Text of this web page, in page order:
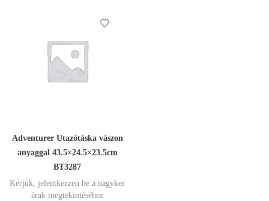
Adventurer Utazótáska vászon
anyaggal 43.5×24.5×23.5cm
BT3287
Kérjük, jelentkezzen be a nagyker
árak megtekintéséhez